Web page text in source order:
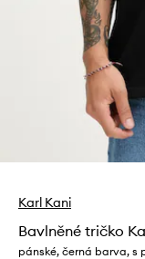
Karl Kani
Bavlněné tričko
pánské, černá barva, s